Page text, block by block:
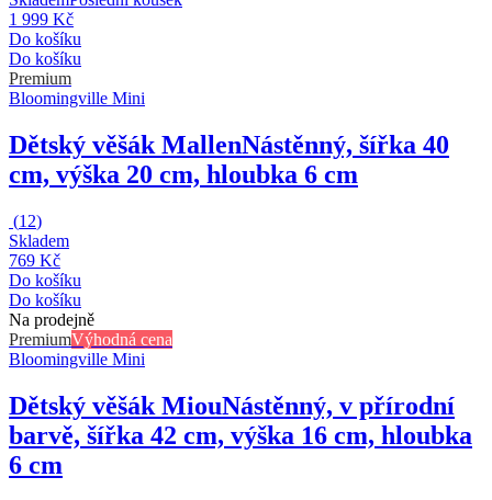
1 999 Kč
Do košíku
Do košíku
Premium
Bloomingville Mini
Dětský věšák MallenNástěnný, šířka 40
cm, výška 20 cm, hloubka 6 cm
(12)
Skladem
769 Kč
Do košíku
Do košíku
Na prodejně
PremiumVýhodná cena
Bloomingville Mini
Dětský věšák MiouNástěnný, v přírodní
barvě, šířka 42 cm, výška 16 cm, hloubka
6 cm